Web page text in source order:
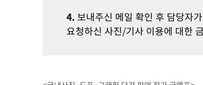
4. 보내주신 메일 확인 후 담당자
요청하신 사진/기사 이용에 대한